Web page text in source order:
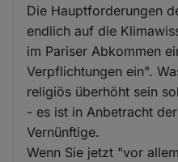
Die Hauptforderungen
endlich auf die
im Pariser Abkommen
Verpflichtungen ein".
religiös überhöht sein
- es ist in Anbetracht
Vernünftige.
Wenn Sie jetzt "vor